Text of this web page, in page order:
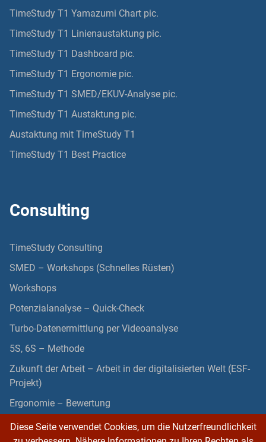
TimeStudy T1 Yamazumi Chart pic.
TimeStudy T1 Linienaustaktung pic.
TimeStudy T1 Dashboard pic.
TimeStudy T1 Ergonomie pic.
TimeStudy T1 SMED/EKUV-Analyse pic.
TimeStudy T1 Austaktung pic.
Austaktung mit TimeStudy T1
TimeStudy T1 Best Practice
Consulting
TimeStudy Consulting
SMED – Workshops (Schnelles Rüsten)
Workshops
Potenzialanalyse – Quick-Check
Turbo-Datenermittlung per Videoanalyse
5S, 6S – Methode
Zukunft der Arbeit – Arbeit in der digitalisierten Welt (ESF-
Projekt)
Ergonomie – Bewertung
Diese Seite verwendet Cookies, um die Nutzerfreundlichkeit